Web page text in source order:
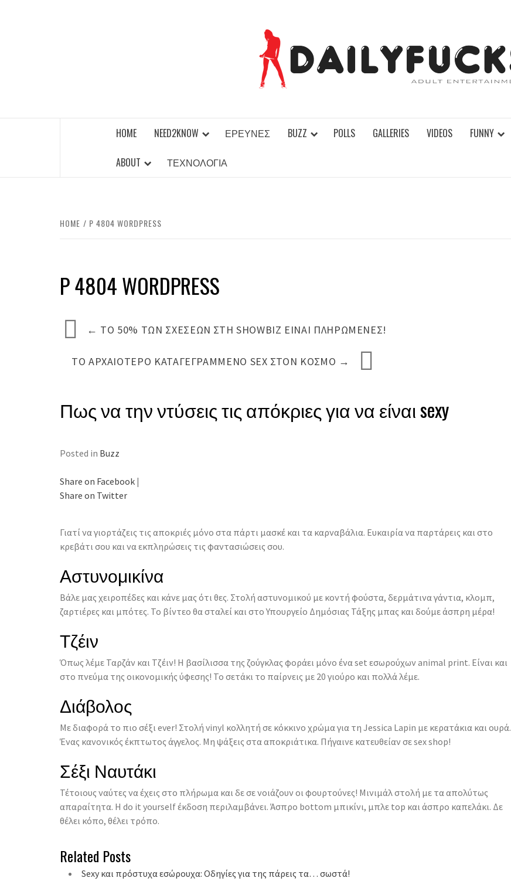
HOME NEED2KNOW ΈΡΕΥΝΕΣ BUZZ POLLS GALLERIES VIDEOS FUNNY
ABOUT ΤΕΧΝΟΛΟΓΊΑ
HOME P 4804 WORDPRESS
P 4804 WORDPRESS
← TO 50% ΤΩΝ ΣΧΈΣΕΩΝ ΣΤΗ SHOWBIZ ΕΊΝΑΙ ΠΛΗΡΩΜΈΝΕΣ!
ΤΟ ΑΡΧΑΙΌΤΕΡΟ ΚΑΤΑΓΕΓΡΑΜΜΈΝΟ SEX ΣΤΟΝ ΚΌΣΜΟ →
Πως να την ντύσεις τις απόκριες για να είναι sexy
Posted in Buzz
Share on Facebook |
Share on Twitter
Γιατί να γιορτάζεις τις αποκριές μόνο στα πάρτι μασκέ και τα καρναβάλια. Ευκαιρία να παρτάρεις και στο
κρεβάτι σου και να εκπληρώσεις τις φαντασιώσεις σου.
Αστυνομικίνα
Βάλε μας χειροπέδες και κάνε μας ότι θες. Στολή αστυνομικού με κοντή φούστα, δερμάτινα γάντια, κλομπ,
ζαρτιέρες και μπότες. Το βίντεο θα σταλεί και στο Υπουργείο Δημόσιας Τάξης μπας και δούμε άσπρη μέρα!
Τζέιν
Όπως λέμε Ταρζάν και Τζέιν! Η βασίλισσα της ζούγκλας φοράει μόνο ένα set εσωρούχων animal print. Είναι και
στο πνεύμα της οικονομικής ύφεσης! Το σετάκι το παίρνεις με 20 γιούρο και πολλά λέμε.
Διάβολος
Με διαφορά το πιο σέξι ever! Στολή vinyl κολλητή σε κόκκινο χρώμα για τη Jessica Lapin με κερατάκια και ουρά.
Ένας κανονικός έκπτωτος άγγελος. Μη ψάξεις στα αποκριάτικα. Πήγαινε κατευθείαν σε sex shop!
Σέξι Ναυτάκι
Τέτοιους ναύτες να έχεις στο πλήρωμα και δε σε νοιάζουν οι φουρτούνες! Μινιμάλ στολή με τα απολύτως
απαραίτητα. Η do it yourself έκδοση περιλαμβάνει. Άσπρο bottom μπικίνι, μπλε top και άσπρο καπελάκι. Δε
θέλει κόπο, θέλει τρόπο.
Related Posts
Sexy και πρόστυχα εσώρουχα: Οδηγίες για της πάρεις τα… σωστά!